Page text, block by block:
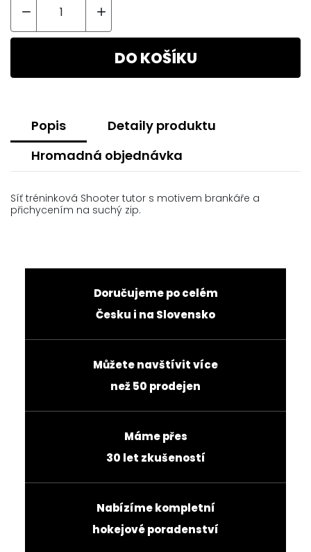
 
DO KOŠÍKU
Popis
Detaily produktu
Hromadná objednávka
Síť tréninková Shooter tutor s motivem brankáře a
přichycením na suchý zip.
Doručujeme po celém
Česku i na Slovensko
Můžete navštívit více
než 50 prodejen
Máme přes
30 let zkušeností
Nabízíme kompletní
hokejové poradenství